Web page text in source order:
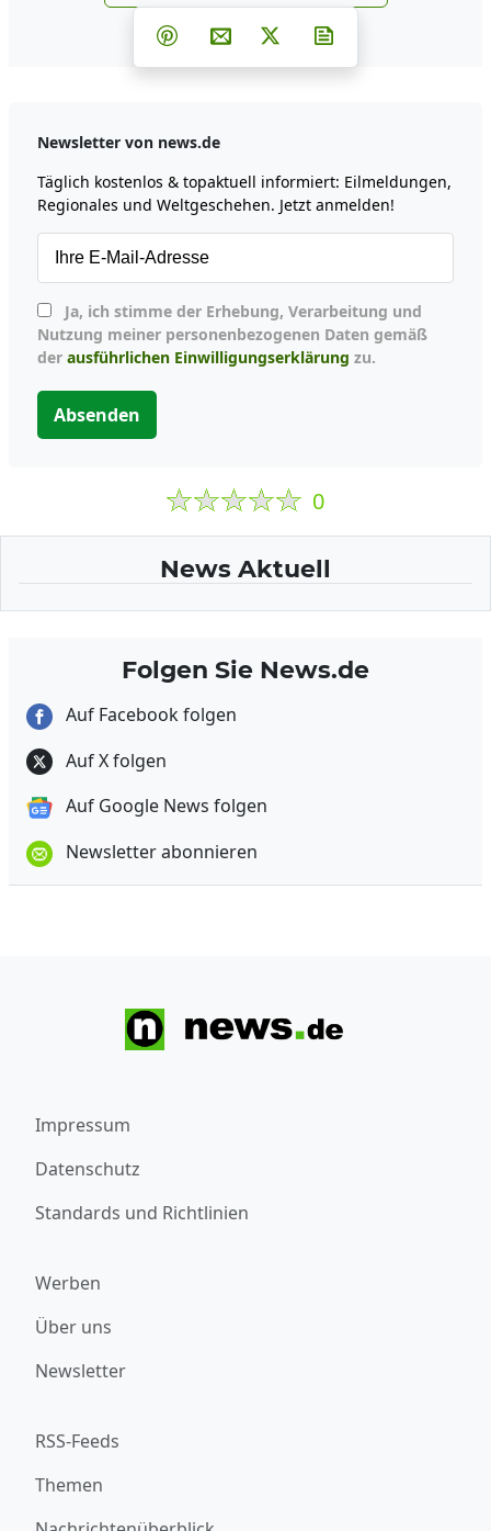
Teilen auf Facebook
Teilen auf Whatsapp
Teilen auf Telegram
Teilen auf Pinterest
Per E-Mail teilen
Post auf X
Newsletter von news.de
Täglich kostenlos & topaktuell informiert: Eilmeldungen,
Regionales und Weltgeschehen. Jetzt anmelden!
Nutzung meiner personenbezogenen Daten gemäß
der ausführlichen Einwilligungserklärung zu.
Absenden
0
News Aktuell
Folgen Sie News.de
Auf Facebook folgen
Auf X folgen
Auf Google News folgen
Newsletter abonnieren
Impressum
Datenschutz
Standards und Richtlinien
Werben
Über uns
Newsletter
RSS-Feeds
Themen